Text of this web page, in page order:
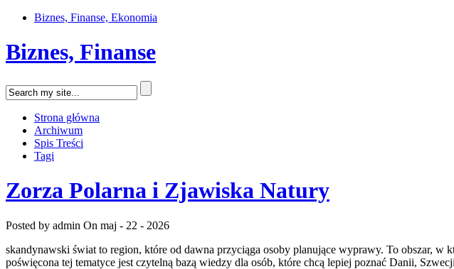
Biznes, Finanse, Ekonomia
Biznes, Finanse
Strona główna
Archiwum
Spis Treści
Tagi
Zorza Polarna i Zjawiska Natury
Posted by admin On maj - 22 - 2026
skandynawski świat to region, które od dawna przyciąga osoby planujące wyprawy. To obszar, w
poświęcona tej tematyce jest czytelną bazą wiedzy dla osób, które chcą lepiej poznać Danii,